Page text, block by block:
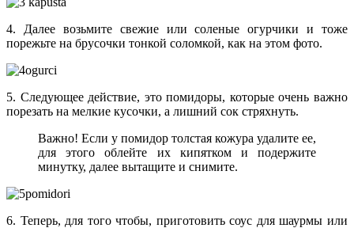
4. Далее возьмите свежие или соленые огурчики и тоже
порежьте на брусочки тонкой соломкой, как на этом фото.
5. Следующее действие, это помидоры, которые очень важно
порезать на мелкие кусочки, а лишний сок стряхнуть.
Важно! Если у помидор толстая кожура удалите ее,
для этого облейте их кипятком и подержите
минутку, далее вытащите и снимите.
6. Теперь, для того чтобы, приготовить соус для шаурмы или